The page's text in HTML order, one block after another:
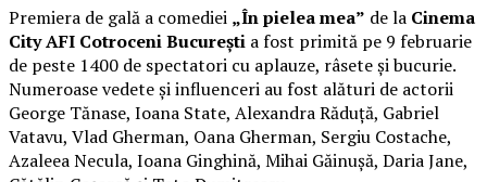
Premiera de gală a comediei „În pielea mea” de la Cinema
City AFI Cotroceni București a fost primită pe 9 februarie
de peste 1400 de spectatori cu aplauze, râsete și bucurie.
Numeroase vedete și influenceri au fost alături de actorii
George Tănase, Ioana State, Alexandra Răduță, Gabriel
Vatavu, Vlad Gherman, Oana Gherman, Sergiu Costache,
Azaleea Necula, Ioana Ginghină, Mihai Găinușă, Daria Jane,